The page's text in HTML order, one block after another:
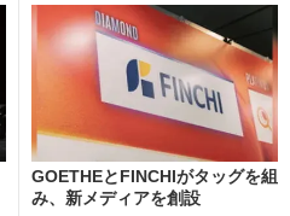
GOETHEとFINCHIがタッグを組
み、新メディアを創設